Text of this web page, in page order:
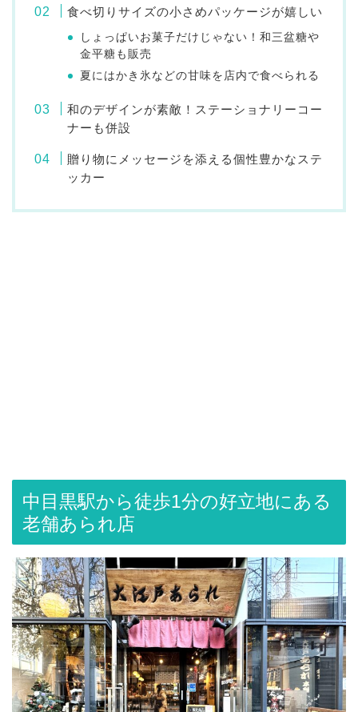
食べ切りサイズの小さめパッケージが嬉しい
しょっぱいお菓子だけじゃない！和三盆糖や
金平糖も販売
夏にはかき氷などの甘味を店内で食べられる
和のデザインが素敵！ステーショナリーコー
ナーも併設
贈り物にメッセージを添える個性豊かなステ
ッカー
中目黒駅から徒歩1分の好立地にある
老舗あられ店